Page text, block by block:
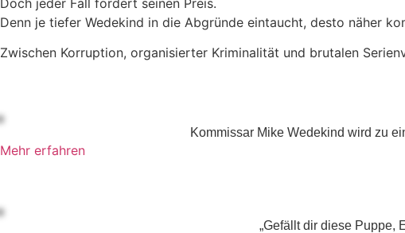
Denn je tiefer Wedekind in die Abgründe eintaucht, desto näher
Zwischen Korruption, organisierter Kriminalität und brutalen
Kommissar Mike Wedekind wird zu
Mehr erfahren
„Gefällt dir diese Puppe,